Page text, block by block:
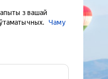
з вашай
Чаму